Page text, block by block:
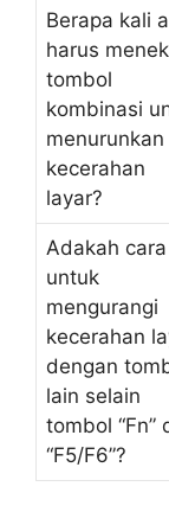
Berapa kali
harus
tombol
kombinasi
menurunkan
kecerahan
layar?
Adakah cara
untuk
mengurangi
kecerahan
dengan
lain selain
tombol “Fn”
“F5/F6”?